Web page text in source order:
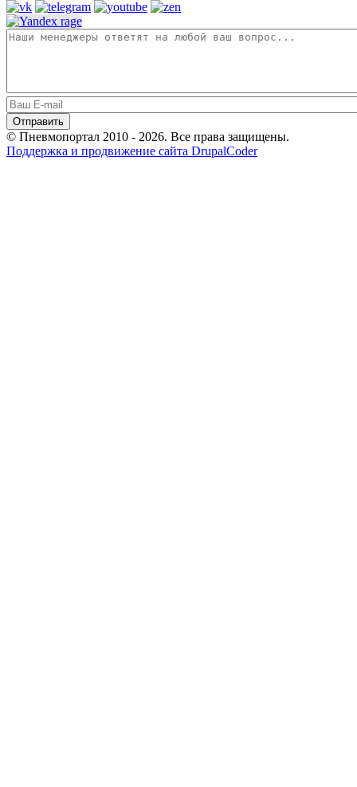
© Пневмопортал 2010 - 2026. Все права защищены.
Поддержка и продвижение сайта DrupalCoder